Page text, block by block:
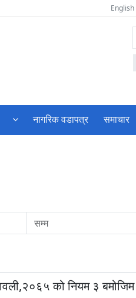
English
नागरिक वडापत्र समाचार
को नियम ३ बमोजिम